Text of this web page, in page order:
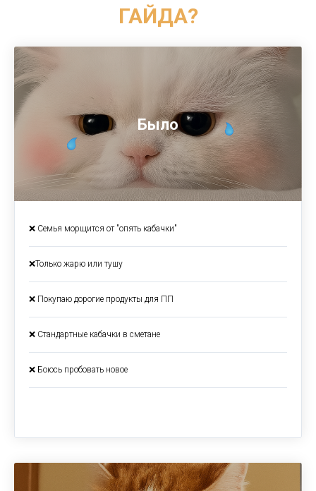
ГАЙДА?
Было
❌ Семья морщится от "опять кабачки"
❌Только жарю или тушу
❌ Покупаю дорогие продукты для ПП
❌ Стандартные кабачки в сметане
❌ Боюсь пробовать новое